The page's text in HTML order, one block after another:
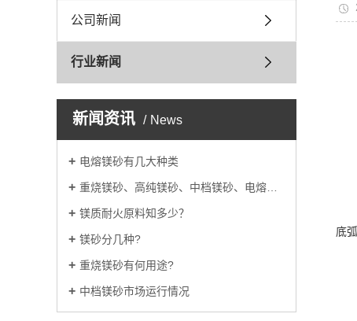
公司新闻
行业新闻
新闻资讯 News
电熔镁砂有几大种类
重烧镁砂、高纯镁砂、中档镁砂、电熔镁砂的用途
镁质耐火原料知多少？
镁砂分几种?
重烧镁砂有何用途?
中档镁砂市场运行情况
底